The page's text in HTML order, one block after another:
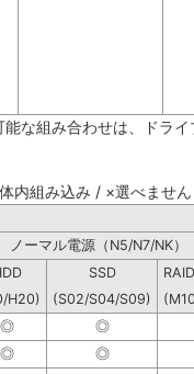
な組み合わせは、ドラ
内組み込み / ×選べません
ノーマル電源（N5/
SSD
H20) (S02/S04/S09)
◎
◎
◎
◎